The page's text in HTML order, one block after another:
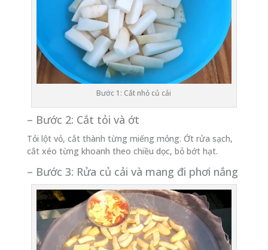
Bước 1: Cắt nhỏ củ cải
– Bước 2: Cắt tỏi và ớt
Tỏi lột vỏ, cắt thành từng miếng mỏng. Ớt rửa sạch,
cắt xéo từng khoanh theo chiều dọc, bỏ bớt hạt.
– Bước 3: Rửa củ cải và mang đi phơi nắng